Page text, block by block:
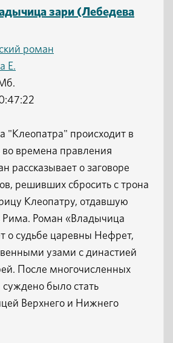
зари (Лебедева
роман
Е.
"Клеопатра" происходит в
времена правления
рассказывает о заговоре
решивших сбросить с трона
Клеопатру, отдавшую
Рима. Роман «Владычица
о судьбе царевны Нефрет,
узами с династией
После многочисленных
было стать
Верхнего и Нижнего